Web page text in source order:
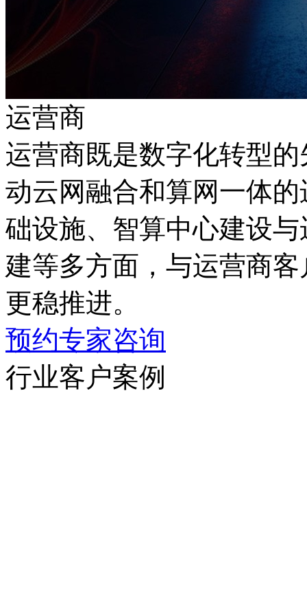
运营商
运营商既是数字化转型
动云网融合和算网一体
础设施、智算中心建设
建等多方面，与运营商
更稳推进。
预约专家咨询
行业客户案例